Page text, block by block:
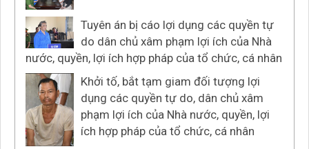
Tuyên án bị cáo lợi dụng các quyền tự
do dân chủ xâm phạm lợi ích của Nhà
nước, quyền, lợi ích hợp pháp của tổ chức, cá nhân
Khởi tố, bắt tạm giam đối tượng lợi
dụng các quyền tự do, dân chủ xâm
phạm lợi ích của Nhà nước, quyền, lợi
ích hợp pháp của tổ chức, cá nhân